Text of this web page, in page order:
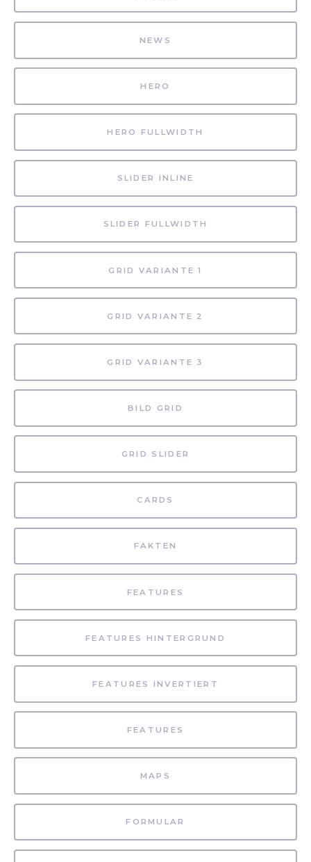
NEWS
HERO
HERO FULLWIDTH
SLIDER INLINE
SLIDER FULLWIDTH
GRID VARIANTE 1
GRID VARIANTE 2
GRID VARIANTE 3
BILD GRID
GRID SLIDER
CARDS
FAKTEN
FEATURES
FEATURES HINTERGRUND
FEATURES INVERTIERT
FEATURES
MAPS
FORMULAR